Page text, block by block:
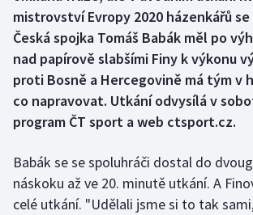
Curling
Dostihy
Florbal
Futsal
Golf
mistrovství Evropy 2020 házenkářů
Česká spojka Tomáš Babák měl po
nad papírově slabšími Finy k výkonu
proti Bosně a Hercegovině má tým v
co napravovat. Utkání odvysílá v
program ČT sport a web ctsport.cz.
Babák se se spoluhráči dostal do
náskoku až ve 20. minutě utkání. A
celé utkání. "Udělali jsme si to tak